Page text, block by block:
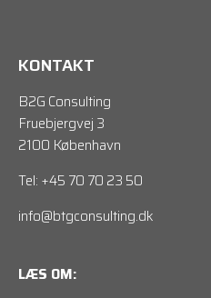
KONTAKT
B2G Consulting
Fruebjergvej 3
2100 København
Tel: +45 70 70 23 50
info@btgconsulting.dk
LÆS OM: